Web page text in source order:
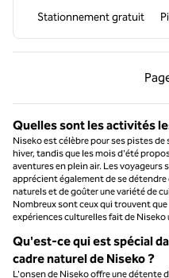
Stationnement gratuit
Page
Quelles sont les activités
Niseko est célèbre pour ses pistes
hiver, tandis que les mois d'été
aventures en plein air. Les
apprécient également de se
naturels et de goûter une variété de
Nombreux sont ceux qui trouvent
expériences culturelles fait de
Qu'est-ce qui est spécial
cadre naturel de Niseko ?
L'onsen de Niseko offre une détente